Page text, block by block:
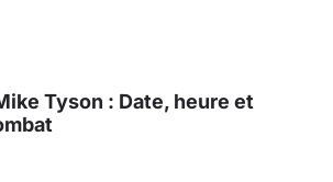
Tyson : Date, heure et